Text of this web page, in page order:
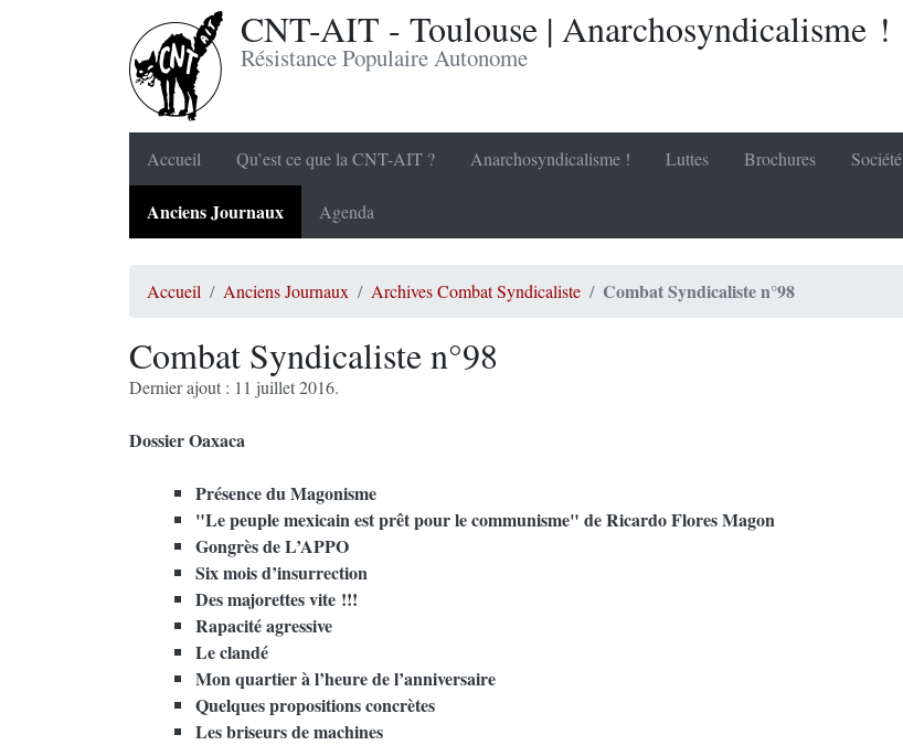
CNT-AIT - Toulouse | Anarchosyndicalisme !
Résistance Populaire Autonome
Accueil Qu’est ce que la CNT-AIT ? Anarchosyndicalisme ! Luttes Brochures Société
Anciens Journaux Agenda
Accueil Anciens Journaux Archives Combat Syndicaliste Combat Syndicaliste n°98
Combat Syndicaliste n°98
Dernier ajout : 11 juillet 2016.
Dossier Oaxaca
Présence du Magonisme
"Le peuple mexicain est prêt pour le communisme" de Ricardo Flores Magon
Gongrès de L’APPO
Six mois d’insurrection
Des majorettes vite !!!
Rapacité agressive
Le clandé
Mon quartier à l’heure de l’anniversaire
Quelques propositions concrètes
Les briseurs de machines